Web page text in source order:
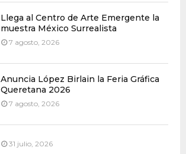
Llega al Centro de Arte Emergente la
muestra México Surrealista
7 agosto, 2026
Anuncia López Birlain la Feria Gráfica
Queretana 2026
7 agosto, 2026
31 julio, 2026